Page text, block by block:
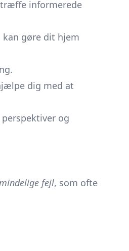
informerede
gøre dit hjem
dig med at
og
fejl, som ofte